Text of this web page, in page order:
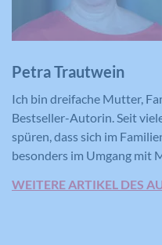
Petra Trautwein
Ich bin dreifache Mutter,
Bestseller-Autorin. Seit
spüren, dass sich im
besonders im Umgang mit
WEITERE ARTIKEL DES